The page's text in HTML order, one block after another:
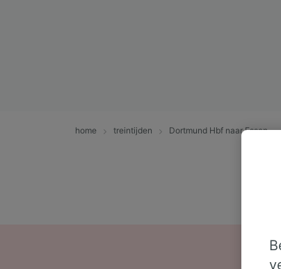
home treintijden Dortmund Hbf naar Essen